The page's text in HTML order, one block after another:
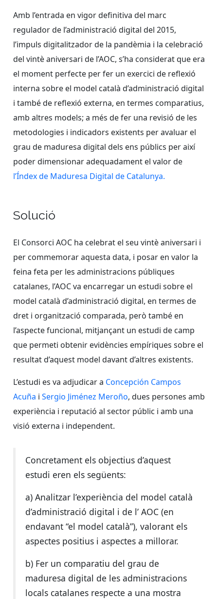
Amb l’entrada en vigor definitiva del marc
regulador de l’administració digital del 2015,
l’impuls digitalitzador de la pandèmia i la celebració
del vintè aniversari de l’AOC, s’ha considerat que era
el moment perfecte per fer un exercici de reflexió
interna sobre el model català d’administració digital
i també de reflexió externa, en termes comparatius,
amb altres models; a més de fer una revisió de les
metodologies i indicadors existents per avaluar el
grau de maduresa digital dels ens públics per així
poder dimensionar adequadament el valor de
l’Índex de Maduresa Digital de Catalunya.
Solució
El Consorci AOC ha celebrat el seu vintè aniversari i
per commemorar aquesta data, i posar en valor la
feina feta per les administracions públiques
catalanes, l’AOC va encarregar un estudi sobre el
model català d’administració digital, en termes de
dret i organització comparada, però també en
l’aspecte funcional, mitjançant un estudi de camp
que permeti obtenir evidències empíriques sobre el
resultat d’aquest model davant d’altres existents.
L’estudi es va adjudicar a Concepción Campos
Acuña i Sergio Jiménez Meroño, dues persones amb
experiència i reputació al sector públic i amb una
visió externa i independent.
Concretament els objectius d’aquest
estudi eren els següents:
a) Analitzar l’experiència del model català
d’administració digital i de l’ AOC (en
endavant “el model català”), valorant els
aspectes positius i aspectes a millorar.
b) Fer un comparatiu del grau de
maduresa digital de les administracions
locals catalanes respecte a una mostra